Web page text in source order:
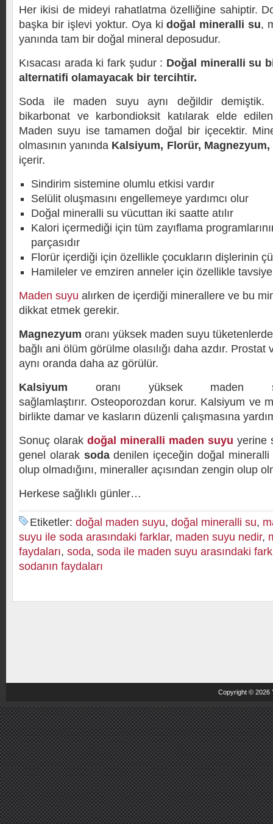
Her ikisi de mideyi rahatlatma özelliğine sahiptir.
başka bir işlevi yoktur. Oya kidoğal mineralli su,
yanında tam bir doğal mineral deposudur.
Kısacası arada ki fark şudur : Doğal mineralli su
alternatifi olamayacak bir tercihtir.
Soda ile maden suyu aynı değildir demiştik.
bikarbonat ve karbondioksit katılarak elde
Maden suyu ise tamamen doğal bir içecektir.
olmasının yanında Kalsiyum, Florür,
içerir.
Sindirim sistemine olumlu etkisi vardır
Selülit oluşmasını engellemeye yardımcı olur
Doğal mineralli su vücuttan iki saatte atılır
Kalori içermediği için tüm zayıflama
parçasıdır
Florür içerdiği için özellikle çocukların dişlerinin
Hamileler ve emziren anneler için özellikle
Maden suyu alırken de içerdiği minerallere ve bu
dikkat etmek gerekir.
Magnezyum oranı yüksek maden suyu
bağlı ani ölüm görülme olasılığı daha azdır.
aynı oranda daha az görülür.
Kalsiyum oranı yüksek maden
sağlamlaştırır. Osteoporozdan korur. Kalsiyum ve
birlikte damar ve kasların düzenli çalışmasına
Sonuç olarak doğal mineralli maden suyu yerine
genel olarak sodadenilen içeceğin doğal
olup olmadığını, mineraller açısından zengin olup
Herkese sağlıklı günler…
Etiketler: doğal maden suyu, doğal mineralli su,
suyu ile soda arasındaki farklar, maden suyu nedir,
faydaları, soda, soda ile maden suyu arasındaki
sodanın faydaları
Copyright © 2026